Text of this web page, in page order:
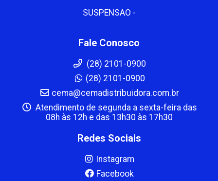
SUSPENSAO -
Fale Conosco
(28) 2101-0900
(28) 2101-0900
cema@cemadistribuidora.com.br
Atendimento de segunda a sexta-feira das
08h às 12h e das 13h30 às 17h30
Redes Sociais
Instagram
Facebook